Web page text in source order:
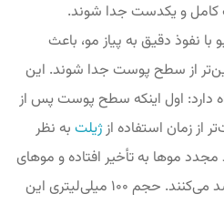
و یکدست جدا شوند.
با نفوذ دقیق به پیاز مو، باعث
از سطح پوست جدا شوند. این
دارد: اول اینکه سطح پوست پس از
از زمان استفاده ازژیلت به نظر
موها به تأخیر افتاده و موهای
جدید با نوکی نرم‌تر و نازک‌تر رشد می‌کنند. حجم ۱۰۰ میلی‌لیتری این